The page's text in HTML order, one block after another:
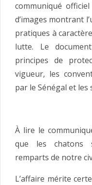
communiqué
d’images montrant
pratiques à
lutte. Le
principes de
vigueur, les
par le Sénégal et
À lire le
que les chatons
remparts de notre
L’affaire mérite